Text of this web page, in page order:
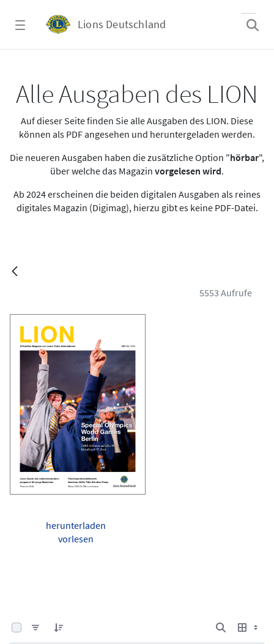
Lions Deutschland
Alle Ausgaben des LION
Auf dieser Seite finden Sie alle Ausgaben des LION. Diese
können als PDF angesehen und heruntergeladen werden.
Die neueren Ausgaben haben die zusätzliche Option "hörbar",
über welche das Magazin vorgelesen wird.
Ab 2024 erscheinen die beiden digitalen Ausgaben als reines
digitales Magazin (Digimag), hierzu gibt es keine PDF-Datei.
5553 Aufrufe
herunterladen
vorlesen
0 von 25 Elemente ausgewählt